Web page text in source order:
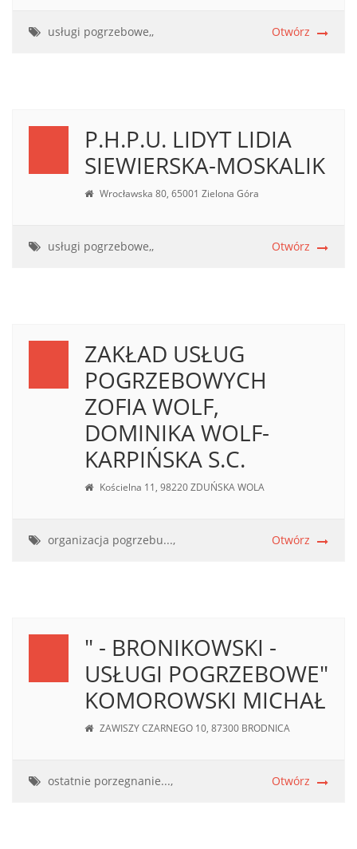
usługi pogrzebowe,, Otwórz
P.H.P.U. LIDYT LIDIA
SIEWIERSKA-MOSKALIK
Wrocławska 80, 65001 Zielona Góra
usługi pogrzebowe,, Otwórz
ZAKŁAD USŁUG
POGRZEBOWYCH
ZOFIA WOLF,
DOMINIKA WOLF-
KARPIŃSKA S.C.
Kościelna 11, 98220 ZDUŃSKA WOLA
organizacja pogrzebu..., Otwórz
" - BRONIKOWSKI -
USŁUGI POGRZEBOWE"
KOMOROWSKI MICHAŁ
ZAWISZY CZARNEGO 10, 87300 BRODNICA
ostatnie porzegnanie..., Otwórz